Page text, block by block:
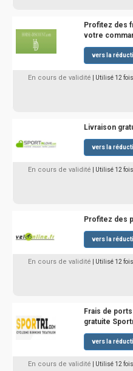
Profitez des
votre
vers la
En cours de validité | Utilisé 12 fois
Livraison
vers la
En cours de validité | Utilisé 12 fois
Profitez des
vers la
En cours de validité | Utilisé 12 fois
Frais de
gratuite
vers la
En cours de validité | Utilisé 12 fois